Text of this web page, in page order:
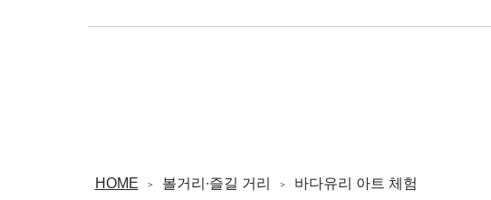
HOME 볼거리∙즐길 거리 바다유리 아트 체험